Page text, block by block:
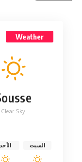
Weather
Clear Sky
السبت الأحد